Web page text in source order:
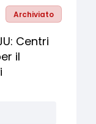
Archiviato
Centri
il